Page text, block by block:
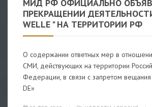
МИД РФ ОФИЦИАЛЬНО
ПРЕКРАЩЕНИИ ДЕЯТЕЛЬНОСТИ
WELLE " НА ТЕРРИТОРИИ РФ
О содержании ответных мер в
СМИ, действующих на территории
Федерации, в связи с запретом вещания
DE»